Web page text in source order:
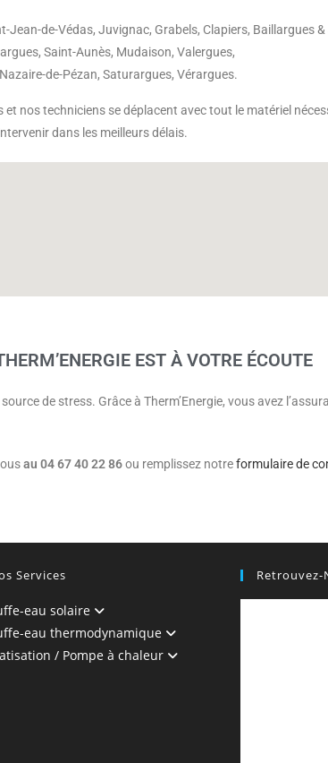
de-Védas, Juvignac, Grabels, Clapiers, Baillargues &
Saint-Aunès, Mudaison, Valergues,
de-Pézan, Saturargues, Vérargues.
nos techniciens se déplacent avec tout le matériel
dans les meilleurs délais.
EST À VOTRE ÉCOUTE
de stress. Grâce à Therm’Energie, vous avez
au 04 67 40 22 86ou remplissez notreformulaire de
Services
eau solaire
eau thermodynamique
/ Pompe à chaleur
Retrouvez-